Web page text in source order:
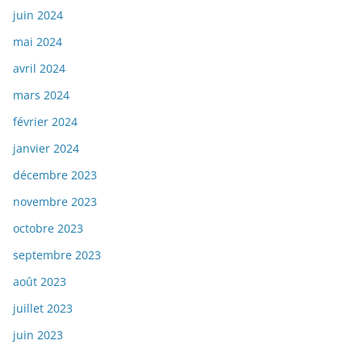
juin 2024
mai 2024
avril 2024
mars 2024
février 2024
janvier 2024
décembre 2023
novembre 2023
octobre 2023
septembre 2023
août 2023
juillet 2023
juin 2023